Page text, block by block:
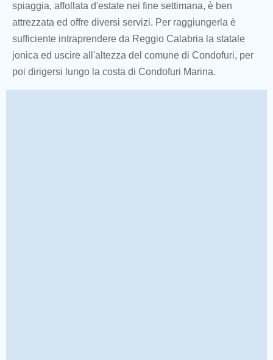
spiaggia, affollata d'estate nei fine settimana, è ben
attrezzata ed offre diversi servizi. Per raggiungerla è
sufficiente intraprendere da Reggio Calabria la statale
jonica ed uscire all'altezza del comune di Condofuri, per
poi dirigersi lungo la costa di Condofuri Marina.